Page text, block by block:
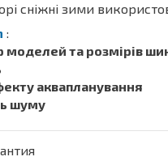
сніжні зими
:
моделей та розмірів
аквапланування
шуму